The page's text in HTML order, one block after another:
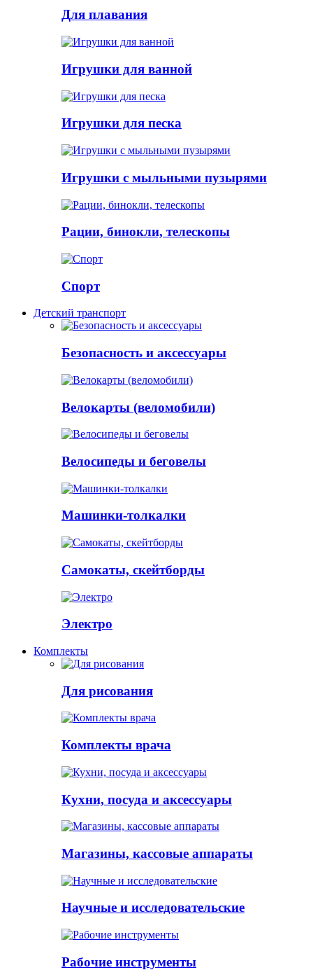
Для плавания
Игрушки для ванной
Игрушки для песка
Игрушки с мыльными пузырями
Рации, бинокли, телескопы
Спорт
Детский транспорт
Безопасность и аксессуары
Велокарты (веломобили)
Велосипеды и беговелы
Машинки-толкалки
Самокаты, скейтборды
Электро
Комплекты
Для рисования
Комплекты врача
Кухни, посуда и аксессуары
Магазины, кассовые аппараты
Научные и исследовательские
Рабочие инструменты